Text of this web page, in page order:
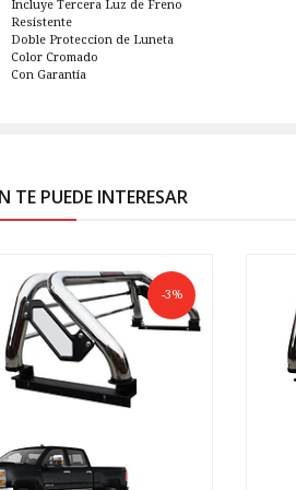
Incluye Tercera Luz de Freno
Resistente
Doble Proteccion de Luneta
Color Cromado
Con Garantia
TE PUEDE INTERESAR
-3%